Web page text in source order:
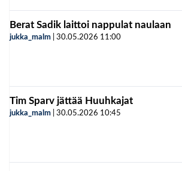
Berat Sadik laittoi nappulat naulaan
jukka_malm 30.05.2026 11:00
Tim Sparv jättää Huuhkajat
jukka_malm 30.05.2026 10:45